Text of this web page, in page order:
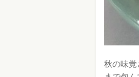
秋の味覚